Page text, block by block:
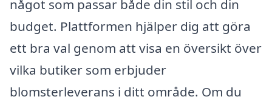
något som passar både din stil och din
budget. Plattformen hjälper dig att göra
ett bra val genom att visa en översikt över
vilka butiker som erbjuder
blomsterleverans i ditt område. Om du